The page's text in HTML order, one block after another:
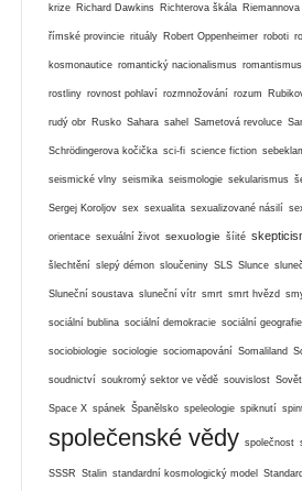
krize Richard Dawkins Richterova škála
římské provincie rituály Robert Oppenheimer roboti
kosmonautice romantický nacionalismus romantismus
rostliny rovnost pohlaví rozmnožování rozum
rudý obr Rusko Sahara sahel Sametová revoluce
Schrödingerova kočička sci-fi science fiction
seismické vlny seismika seismologie sekularismus
Sergej Koroljov sex sexualita sexualizované násilí
orientace sexuální život sexuologie šíité
šlechtění slepý démon sloučeniny SLS Slunce
Sluneční soustava sluneční vítr smrt smrt hvězd
sociální bublina sociální demokracie sociální geografie
sociobiologie sociologie sociomapování Somaliland
soudnictví soukromý sektor ve vědě souvislost
Space X spánek Španělsko speleologie spiknutí
společenské vědy společnost
SSSR Stalin standardní kosmologický model